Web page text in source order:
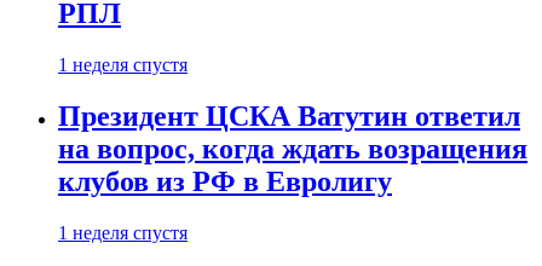
РПЛ
1 неделя спустя
Президент ЦСКА Ватутин ответил
на вопрос, когда ждать возращения
клубов из РФ в Евролигу
1 неделя спустя